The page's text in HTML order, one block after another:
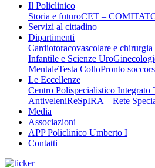
Il Policlinico
Storia e futuroCET –
Servizi al cittadino
Dipartimenti
Cardiotoracovascolare e
Infantile e Scienze
MentaleTesta ColloPronto
Le Eccellenze
Centro Polispecialistico Integrato
AntiveleniReSpIRA – Rete
Media
Associazioni
APP Policlinico Umberto I
Contatti